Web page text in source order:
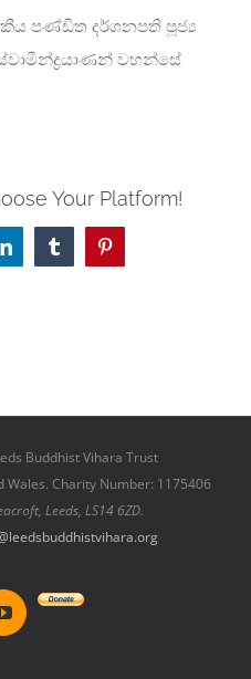
පණ්ඩිත දර්ශනපති පූජ්‍ය
වහන්සේ
Your Platform!
LinkedInTumblrPinterest
Buddhist Vihara Trust
Wales. Charity Number: 1175406
Leeds, LS14 6ZD.
YouTube
Donate